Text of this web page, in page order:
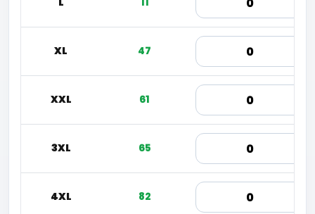
XL 47
XXL 61
3XL 65
4XL 82